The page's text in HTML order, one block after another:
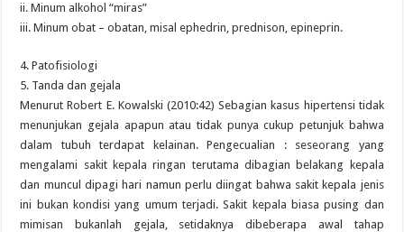
ii. Minum alkohol “miras”
iii. Minum obat – obatan, misal ephedrin, prednison, epineprin.
4. Patofisiologi
5. Tanda dan gejala
Menurut Robert E. Kowalski (2010:42) Sebagian kasus hipertensi tidak
menunjukan gejala apapun atau tidak punya cukup petunjuk bahwa
dalam tubuh terdapat kelainan. Pengecualian : seseorang yang
mengalami sakit kepala ringan terutama dibagian belakang kepala
dan muncul dipagi hari namun perlu diingat bahwa sakit kepala jenis
ini bukan kondisi yang umum terjadi. Sakit kepala biasa pusing dan
mimisan bukanlah gejala, setidaknya dibeberapa awal tahap